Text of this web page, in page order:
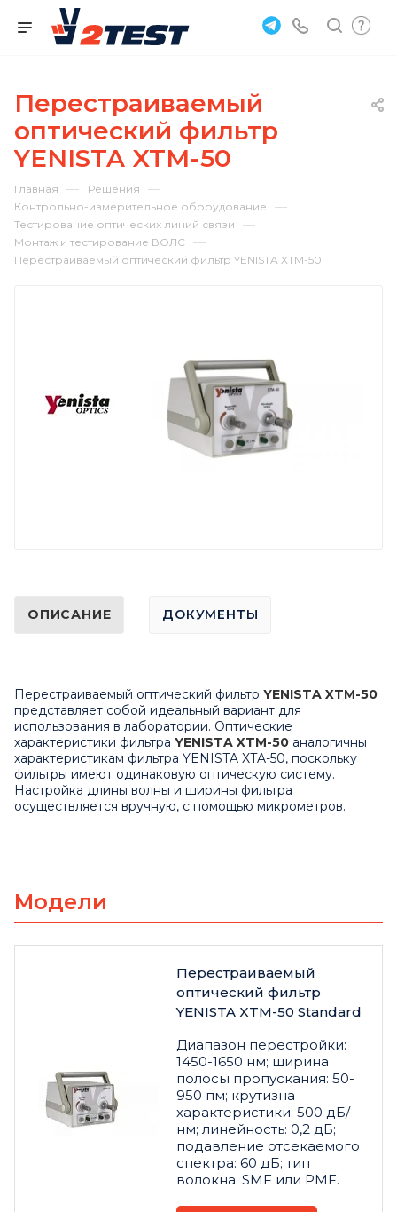
Перестраиваемый
оптический фильтр
YENISTA XTM-50
Главная — Решения —
Контрольно-измерительное оборудование —
Тестирование оптических линий связи —
Монтаж и тестирование ВОЛС —
Перестраиваемый оптический фильтр YENISTA XTM-50
ОПИСАНИЕ ДОКУМЕНТЫ
Перестраиваемый оптический фильтр YENISTA XTM-50
представляет собой идеальный вариант для
использования в лаборатории. Оптические
характеристики фильтра YENISTA XTM-50 аналогичны
характеристикам фильтра YENISTA XTA-50, поскольку
фильтры имеют одинаковую оптическую систему.
Настройка длины волны и ширины фильтра
осуществляется вручную, с помощью микрометров.
Модели
Перестраиваемый
оптический фильтр
YENISTA XTM-50 Standard
Диапазон перестройки:
1450-1650 нм; ширина
полосы пропускания: 50-
950 пм; крутизна
характеристики: 500 дБ/
нм; линейность: 0,2 дБ;
подавление отсекаемого
спектра: 60 дБ; тип
волокна: SMF или PMF.